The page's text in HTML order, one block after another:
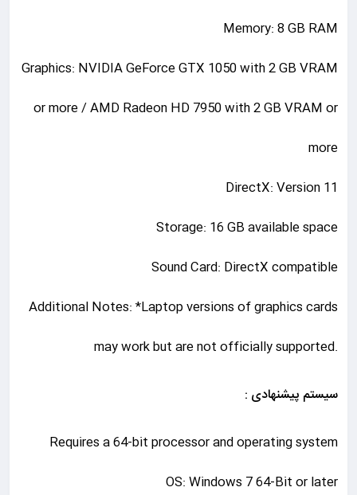
Memory: 8 GB RAM
Graphics: NVIDIA GeForce GTX 1050 with 2 GB VRAM
or more / AMD Radeon HD 7950 with 2 GB VRAM or
more
DirectX: Version 11
Storage: 16 GB available space
Sound Card: DirectX compatible
Additional Notes: *Laptop versions of graphics cards
may work but are not officially supported.
سیستم پیشنهادی :
Requires a 64-bit processor and operating system
OS: Windows 7 64-Bit or later